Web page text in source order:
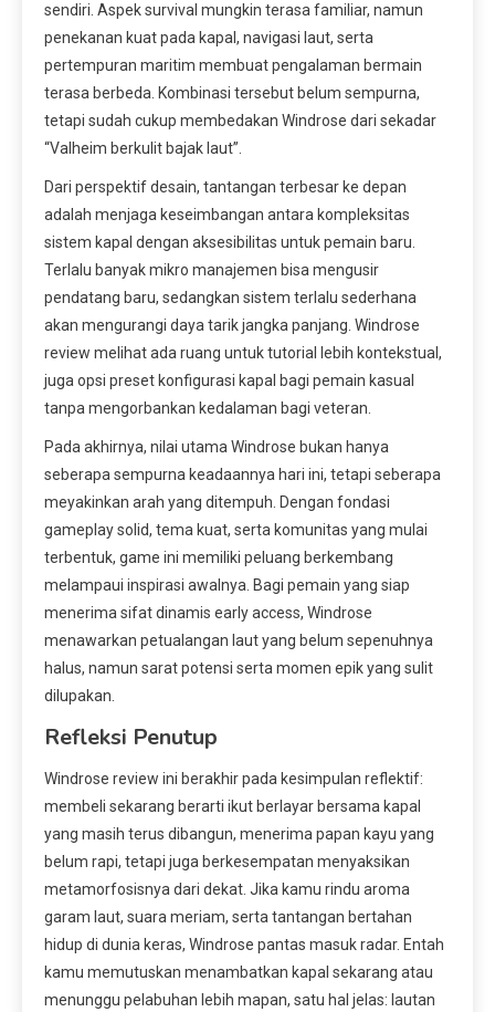
sendiri. Aspek survival mungkin terasa familiar, namun
penekanan kuat pada kapal, navigasi laut, serta
pertempuran maritim membuat pengalaman bermain
terasa berbeda. Kombinasi tersebut belum sempurna,
tetapi sudah cukup membedakan Windrose dari sekadar
“Valheim berkulit bajak laut”.
Dari perspektif desain, tantangan terbesar ke depan
adalah menjaga keseimbangan antara kompleksitas
sistem kapal dengan aksesibilitas untuk pemain baru.
Terlalu banyak mikro manajemen bisa mengusir
pendatang baru, sedangkan sistem terlalu sederhana
akan mengurangi daya tarik jangka panjang. Windrose
review melihat ada ruang untuk tutorial lebih kontekstual,
juga opsi preset konfigurasi kapal bagi pemain kasual
tanpa mengorbankan kedalaman bagi veteran.
Pada akhirnya, nilai utama Windrose bukan hanya
seberapa sempurna keadaannya hari ini, tetapi seberapa
meyakinkan arah yang ditempuh. Dengan fondasi
gameplay solid, tema kuat, serta komunitas yang mulai
terbentuk, game ini memiliki peluang berkembang
melampaui inspirasi awalnya. Bagi pemain yang siap
menerima sifat dinamis early access, Windrose
menawarkan petualangan laut yang belum sepenuhnya
halus, namun sarat potensi serta momen epik yang sulit
dilupakan.
Refleksi Penutup
Windrose review ini berakhir pada kesimpulan reflektif:
membeli sekarang berarti ikut berlayar bersama kapal
yang masih terus dibangun, menerima papan kayu yang
belum rapi, tetapi juga berkesempatan menyaksikan
metamorfosisnya dari dekat. Jika kamu rindu aroma
garam laut, suara meriam, serta tantangan bertahan
hidup di dunia keras, Windrose pantas masuk radar. Entah
kamu memutuskan menambatkan kapal sekarang atau
menunggu pelabuhan lebih mapan, satu hal jelas: lautan